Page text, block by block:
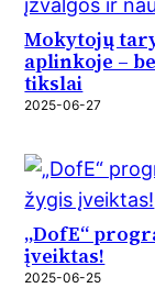
Mokytojų
aplinkoje –
tikslai
2025-06-27
„DofE“
įveiktas!
2025-06-25